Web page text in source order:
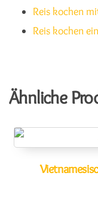
Reis kochen
Reis kochen
Ähnliche